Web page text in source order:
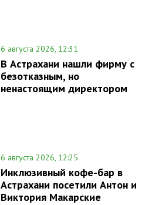
6 августа 2026, 12:31
В Астрахани нашли фирму с
безотказным, но
ненастоящим директором
6 августа 2026, 12:25
Инклюзивный кофе-бар в
Астрахани посетили Антон и
Виктория Макарские